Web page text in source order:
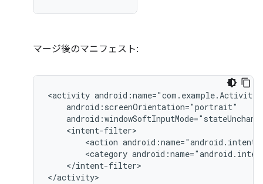
マージ後のマニフェスト:
<activity
<action
<category
</intent-filter>
</activity>